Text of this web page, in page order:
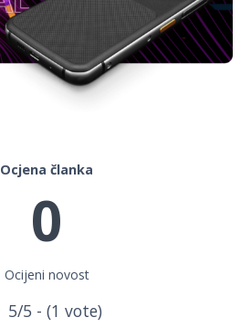
Ocjena članka
0
Ocijeni novost
5/5 - (1 vote)